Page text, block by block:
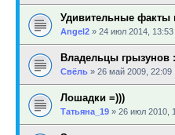
Удивительные факты
Angel2 » 24 июл 2014, 13:53
Владельцы грызунов
Свёль » 26 май 2009, 22:09
Лошадки =)))
Татьяна_19 » 26 июл 2010,